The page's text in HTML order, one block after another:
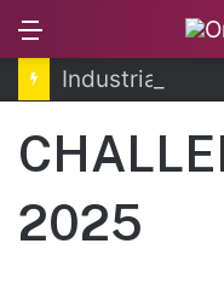
2025